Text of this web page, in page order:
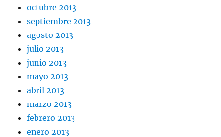
octubre 2013
septiembre 2013
agosto 2013
julio 2013
junio 2013
mayo 2013
abril 2013
marzo 2013
febrero 2013
enero 2013